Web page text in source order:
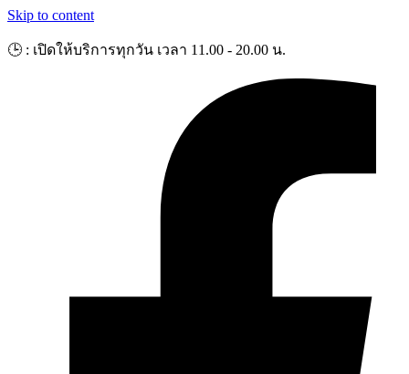
Skip to content
🕒 : เปิดให้บริการทุกวัน เวลา 11.00 - 20.00 น.